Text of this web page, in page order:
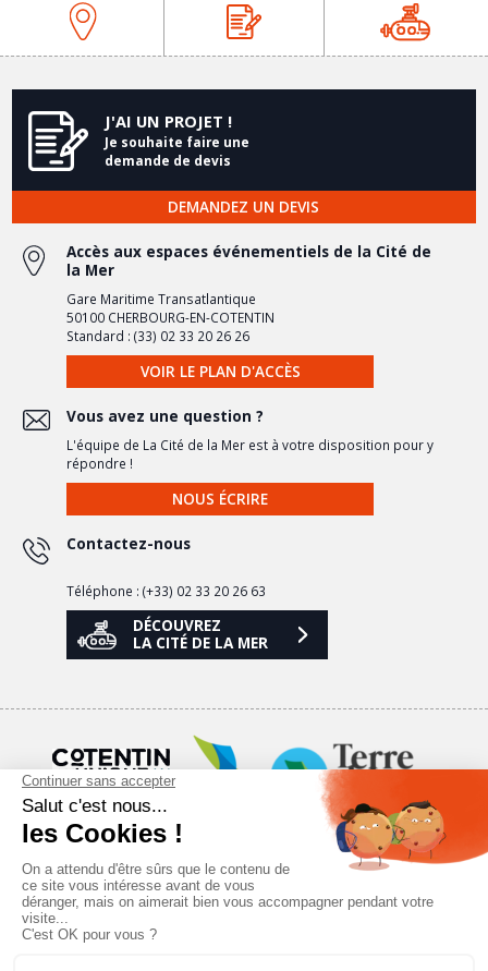
J'AI UN PROJET !
Je souhaite faire une
demande de devis
DEMANDEZ UN DEVIS
Accès aux espaces événementiels de la Cité de
la Mer
Gare Maritime Transatlantique
50100 CHERBOURG-EN-COTENTIN
Standard : (33) 02 33 20 26 26
VOIR LE PLAN D'ACCÈS
Vous avez une question ?
L'équipe de La Cité de la Mer est à votre disposition pour y
répondre !
NOUS ÉCRIRE
Contactez-nous
Téléphone : (+33) 02 33 20 26 63
DÉCOUVREZ
LA CITÉ DE LA MER